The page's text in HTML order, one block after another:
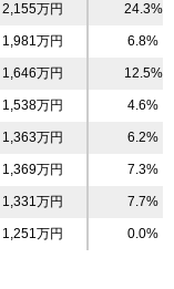
2,323万円 25.9%
3,128万円 28.3%
2,573万円 27.8%
3,702万円 28.9%
3,105万円 28.3%
3,394万円 26.2%
4,134万円 36.8%
2,683万円 24.0%
2,155万円 24.3%
1,981万円 6.8%
1,646万円 12.5%
1,538万円 4.6%
1,363万円 6.2%
1,369万円 7.3%
1,331万円 7.7%
1,251万円 0.0%